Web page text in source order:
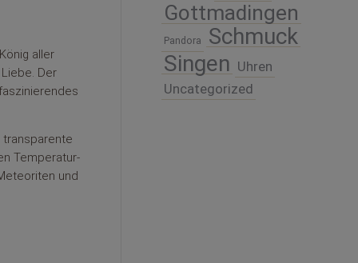
aller
Der
Temperatur-
und
Gottmadingen
Pandora
Schmuck
Singen Uhren
Uncategorized